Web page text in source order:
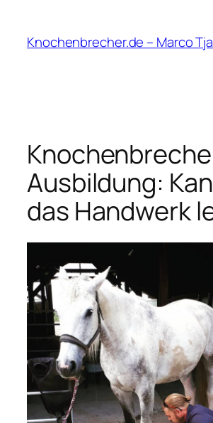
springen
Knochenbrecher.de – Marco
Ausbildung:
das Handwerk